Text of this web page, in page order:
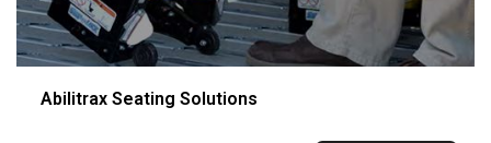
Abilitrax Seating Solutions